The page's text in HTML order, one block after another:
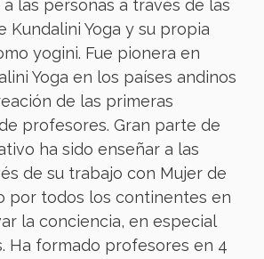
las personas a través de las
Kundalini Yoga y su propia
yogini. Fue pionera en
Yoga en los países andinos
de las primeras
profesores. Gran parte de
ha sido enseñar a las
de su trabajo con Mujer de
por todos los continentes en
la conciencia, en especial
Ha formado profesores en 4